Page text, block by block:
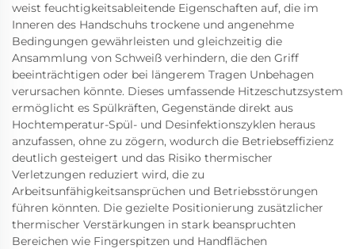
weist feuchtigkeitsableitende Eigenschaften auf, die im
Inneren des Handschuhs trockene und angenehme
Bedingungen gewährleisten und gleichzeitig die
Ansammlung von Schweiß verhindern, die den Griff
beeinträchtigen oder bei längerem Tragen Unbehagen
verursachen könnte. Dieses umfassende Hitzeschutzsystem
ermöglicht es Spülkräften, Gegenstände direkt aus
Hochtemperatur-Spül- und Desinfektionszyklen heraus
anzufassen, ohne zu zögern, wodurch die Betriebseffizienz
deutlich gesteigert und das Risiko thermischer
Verletzungen reduziert wird, die zu
Arbeitsunfähigkeitsansprüchen und Betriebsstörungen
führen könnten. Die gezielte Positionierung zusätzlicher
thermischer Verstärkungen in stark beanspruchten
Bereichen wie Fingerspitzen und Handflächen